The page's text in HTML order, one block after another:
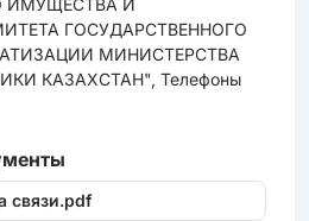
ИМУЩЕСТВА И
ГОСУДАРСТВЕННОГО
МИНИСТЕРСТВА
КАЗАХСТАН", Телефоны
связи.pdf